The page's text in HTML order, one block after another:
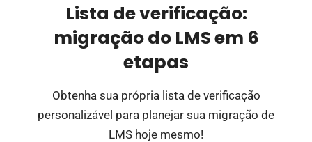
Lista de verificação:
migração do LMS em 6
etapas
Obtenha sua própria lista de verificação
personalizável para planejar sua migração de
LMS hoje mesmo!